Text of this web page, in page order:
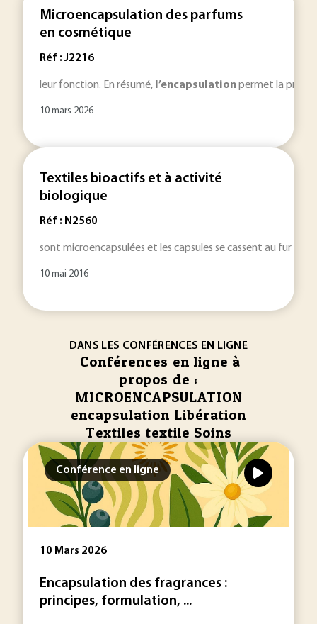
Microencapsulation des parfums
en cosmétique
Réf : J2216
leur fonction. En résumé, l’encapsulationpermet la
10 mars 2026
Textiles bioactifs et à activité
biologique
Réf : N2560
sont microencapsulées et les capsules se cassent au fur et à
10 mai 2016
DANS LES CONFÉRENCES EN LIGNE
Conférences en ligne à
propos de :
MICROENCAPSULATION
encapsulation Libération
Textiles textile Soins
Conférence en ligne
10 Mars 2026
Encapsulation des fragrances :
principes, formulation, ...